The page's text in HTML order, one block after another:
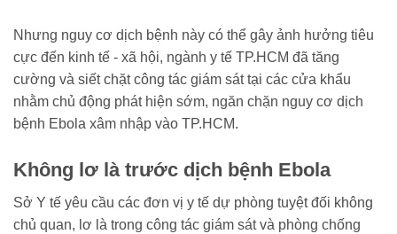
Nhưng nguy cơ dịch bệnh này có thể gây ảnh hưởng tiêu
cực đến kinh tế - xã hội, ngành y tế TP.HCM đã tăng
cường và siết chặt công tác giám sát tại các cửa khẩu
nhằm chủ động phát hiện sớm, ngăn chặn nguy cơ dịch
bệnh Ebola xâm nhập vào TP.HCM.
Không lơ là trước dịch bệnh Ebola
Sở Y tế yêu cầu các đơn vị y tế dự phòng tuyệt đối không
chủ quan, lơ là trong công tác giám sát và phòng chống